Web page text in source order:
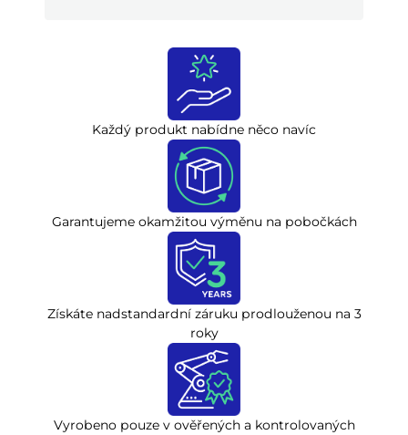
Každý produkt nabídne něco navíc
Garantujeme okamžitou výměnu na pobočkách
Získáte nadstandardní záruku prodlouženou na 3
roky
Vyrobeno pouze v ověřených a kontrolovaných